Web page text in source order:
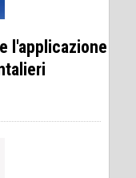
l'applicazione